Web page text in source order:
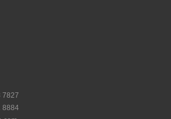
7827
8884